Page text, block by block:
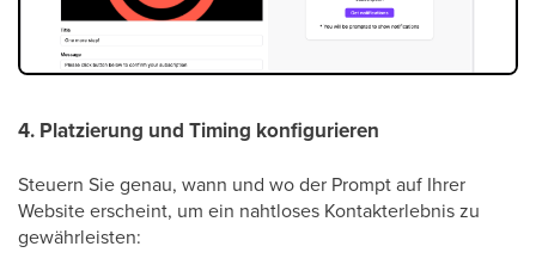
4. Platzierung und Timing konfigurieren
Steuern Sie genau, wann und wo der Prompt auf Ihrer
Website erscheint, um ein nahtloses Kontakterlebnis zu
gewährleisten: